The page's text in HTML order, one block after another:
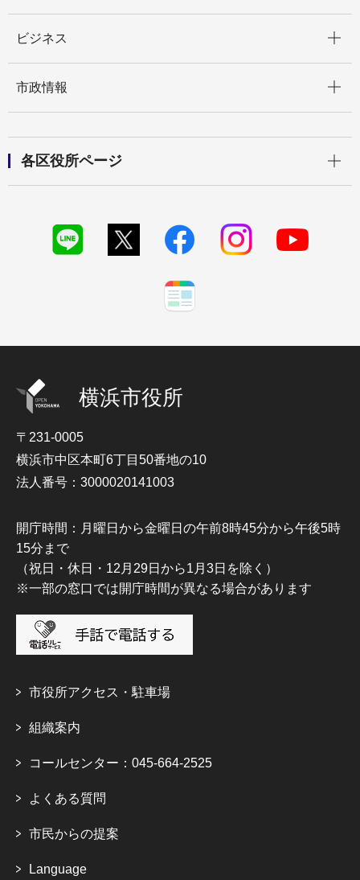
ビジネス
市政情報
各区役所ページ
横浜市役所
〒231-0005
横浜市中区本町6丁目50番地の10
法人番号：3000020141003
開庁時間：月曜日から金曜日の午前8時45分から午後5時
15分まで
（祝日・休日・12月29日から1月3日を除く）
※一部の窓口では開庁時間が異なる場合があります
市役所アクセス・駐車場
組織案内
コールセンター：045-664-2525
よくある質問
市民からの提案
Language